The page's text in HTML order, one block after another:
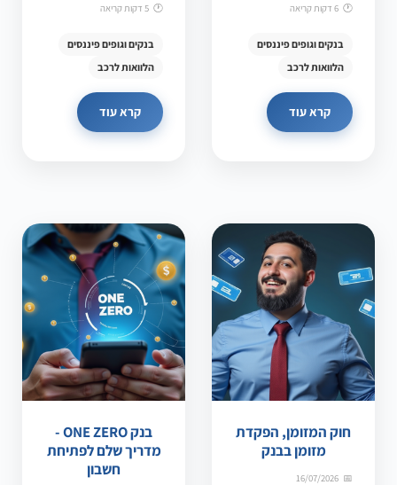
6 דקות קריאה
בנקים וגופים פיננסים
הלוואות לרכב
קרא עוד
5 דקות קריאה
בנקים וגופים פיננסים
הלוואות לרכב
קרא עוד
חוק המזומן, הפקדת
מזומן בבנק
16/07/2026
בנק ONE ZERO -
מדריך שלם לפתיחת
חשבון